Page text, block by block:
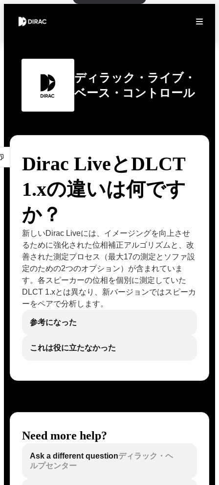
ディラック・ライブ・
ベース・コントロール
Dirac LiveとDLCT
1.xの違いは何です
か？
新しいDirac Liveには、イメージングを向上させ
るために強化された位相補正アルゴリズムと、改
善された測定プロセス（最大17の測定とソファ設
定のための2つのオプション）が含まれていま
す。各スピーカーの位相を個別に測定していた
DLCT 1.xとは異なり、新バージョンではスピーカ
ーをペアで分析します。
参考になった
これは役に立たなかった
Need more help?
Ask a different questionディラック・ヘ
ルプセンター